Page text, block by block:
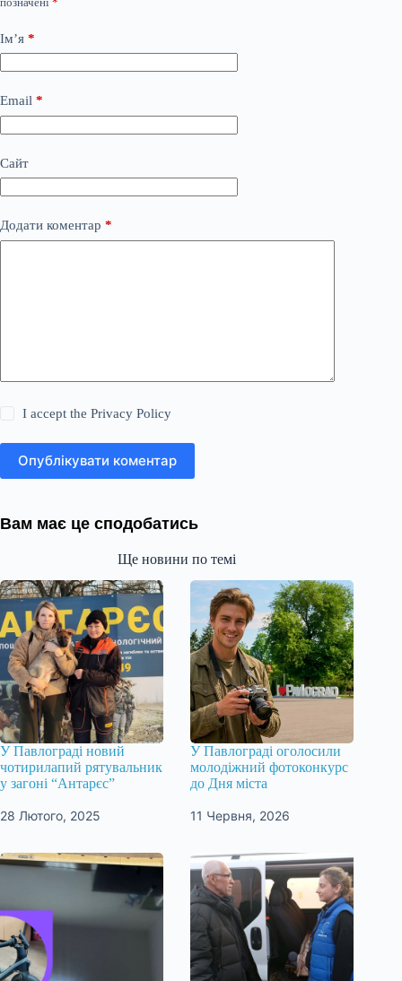
Ім’я *
Email *
Сайт
Додати коментар *
I accept thePrivacy Policy
Опублікувати коментар
Вам має це сподобатись
Ще новини по темі
У Павлограді новий
чотирилапий рятувальник
у загоні “Антарєс”
28 Лютого, 2025
У Павлограді оголосили
молодіжний фотоконкурс
до Дня міста
11 Червня, 2026